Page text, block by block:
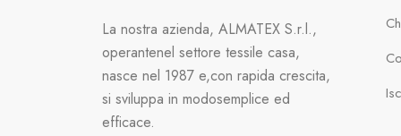
La nostra azienda, ALMATEX S.r.l.,
operantenel settore tessile casa,
nasce nel 1987 e,con rapida crescita,
si sviluppa in modosemplice ed
efficace.